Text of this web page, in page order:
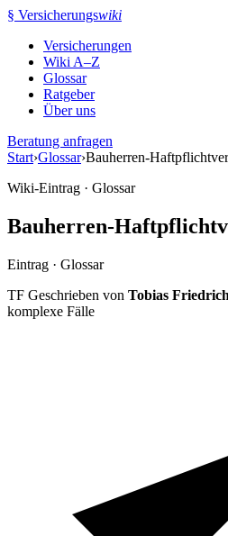
Zum
springen
§ Versicherungswiki
Versicherungen
Wiki A–Z
Glossar
Ratgeber
Über uns
Beratung anfragen
Start›Glossar›Bauherren-
Wiki-Eintrag · Glossar
Bauherren-
Eintrag · Glossar
TF Geschrieben von Tobias Friedrich
komplexe Fälle